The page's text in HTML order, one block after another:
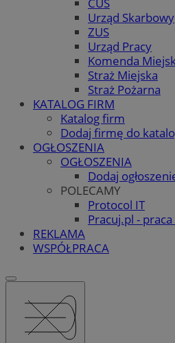
Urząd Skarbowy
ZUS
Urząd Pracy
Komenda
Straż Miejska
Straż Pożarna
KATALOG FIRM
Katalog firm
Dodaj firmę do
OGŁOSZENIA
OGŁOSZENIA
Dodaj
POLECAMY
Protocol IT
Pracuj.pl -
REKLAMA
WSPÓŁPRACA